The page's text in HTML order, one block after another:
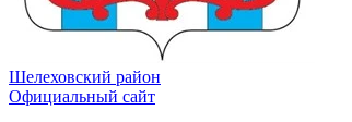
Шелеховский район
Официальный сайт